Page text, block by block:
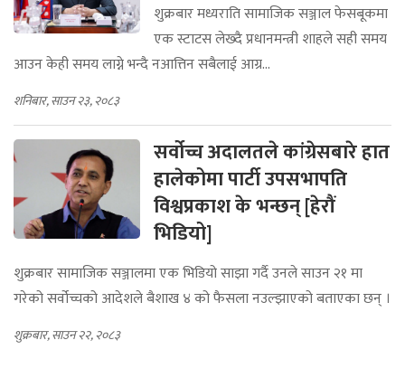
शुक्रबार मध्यराति सामाजिक सञ्जाल फेसबूकमा
एक स्टाटस लेख्दै प्रधानमन्त्री शाहले सही समय
आउन केही समय लाग्ने भन्दै नआत्तिन सबैलाई आग्र...
शनिबार, साउन २३, २०८३
सर्वोच्च अदालतले कांग्रेसबारे हात
हालेकोमा पार्टी उपसभापति
विश्वप्रकाश के भन्छन् [हेरौं
भिडियो]
शुक्रबार सामाजिक सञ्जालमा एक भिडियो साझा गर्दै उनले साउन २१ मा
गरेको सर्वोच्चको आदेशले बैशाख ४ को फैसला नउल्झाएको बताएका छन् ।
शुक्रबार, साउन २२, २०८३